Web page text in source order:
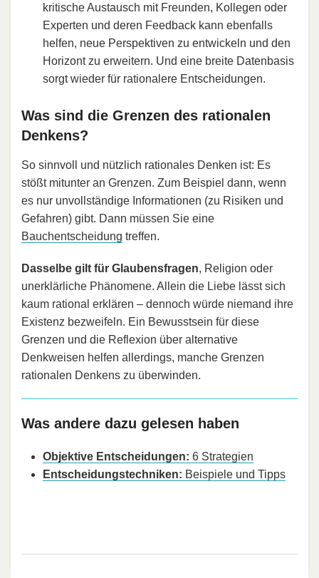
kritische Austausch mit Freunden, Kollegen oder
Experten und deren Feedback kann ebenfalls
helfen, neue Perspektiven zu entwickeln und den
Horizont zu erweitern. Und eine breite Datenbasis
sorgt wieder für rationalere Entscheidungen.
Was sind die Grenzen des rationalen
Denkens?
So sinnvoll und nützlich rationales Denken ist: Es
stößt mitunter an Grenzen. Zum Beispiel dann, wenn
es nur unvollständige Informationen (zu Risiken und
Gefahren) gibt. Dann müssen Sie eine
Bauchentscheidung treffen.
Dasselbe gilt für Glaubensfragen, Religion oder
unerklärliche Phänomene. Allein die Liebe lässt sich
kaum rational erklären – dennoch würde niemand ihre
Existenz bezweifeln. Ein Bewusstsein für diese
Grenzen und die Reflexion über alternative
Denkweisen helfen allerdings, manche Grenzen
rationalen Denkens zu überwinden.
Was andere dazu gelesen haben
Objektive Entscheidungen: 6 Strategien
Entscheidungstechniken: Beispiele und Tipps